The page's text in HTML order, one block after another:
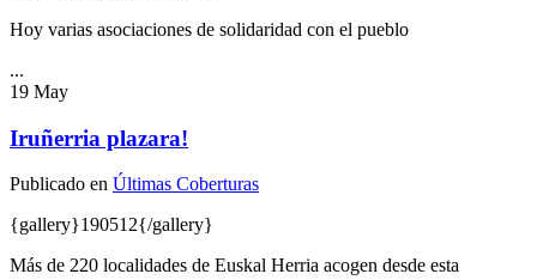
Hoy varias asociaciones de solidaridad con el pueblo
...
19 May
Iruñerria plazara!
Publicado en Últimas Coberturas
{gallery}190512{/gallery}
Más de 220 localidades de Euskal Herria acogen desde esta